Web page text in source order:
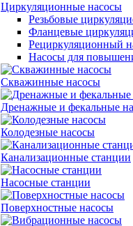
Циркуляционные насосы
Резьбовые
Фланцевые
Рециркуляционный
Насосы для
Скважинные насосы
Дренажные и фекальные
Колодезные насосы
Канализационные станции
Насосные станции
Поверхностные насосы